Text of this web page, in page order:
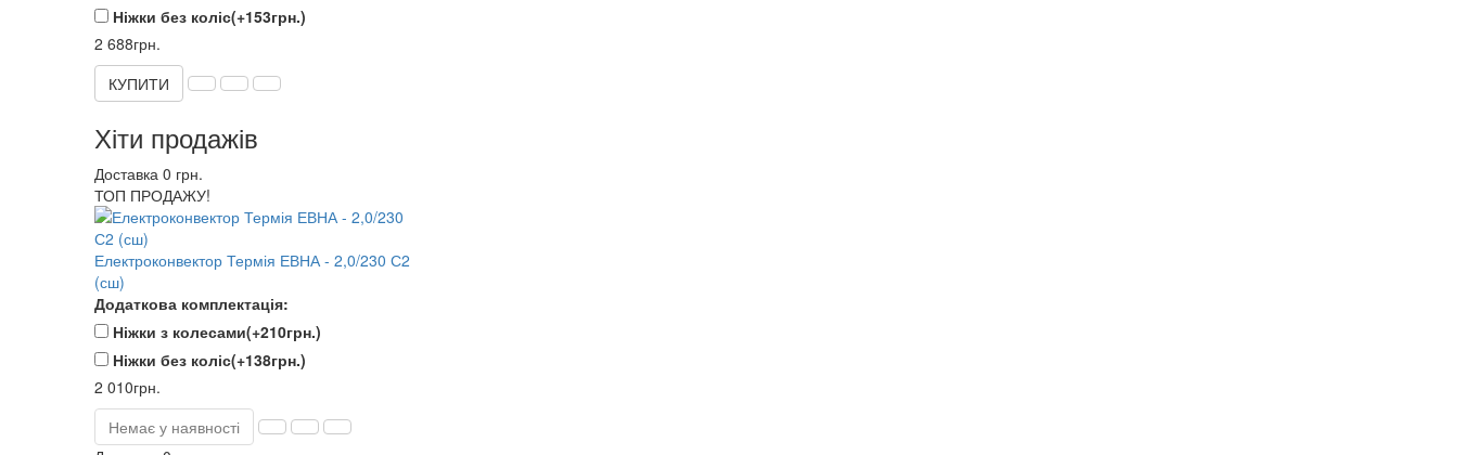
Ніжки без коліс(+153грн.)
2 688грн.
КУПИТИ
Хіти продажів
Доставка 0 грн.
ТОП ПРОДАЖУ!
Електроконвектор Термія ЕВНА - 2,0/230 С2
(сш)
Додаткова комплектація:
Ніжки з колесами(+210грн.)
Ніжки без коліс(+138грн.)
2 010грн.
Немає у наявності